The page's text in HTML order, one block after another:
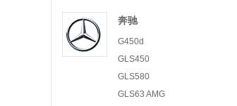
奔驰
G450d
GLS450
GLS580
GLS63 AMG